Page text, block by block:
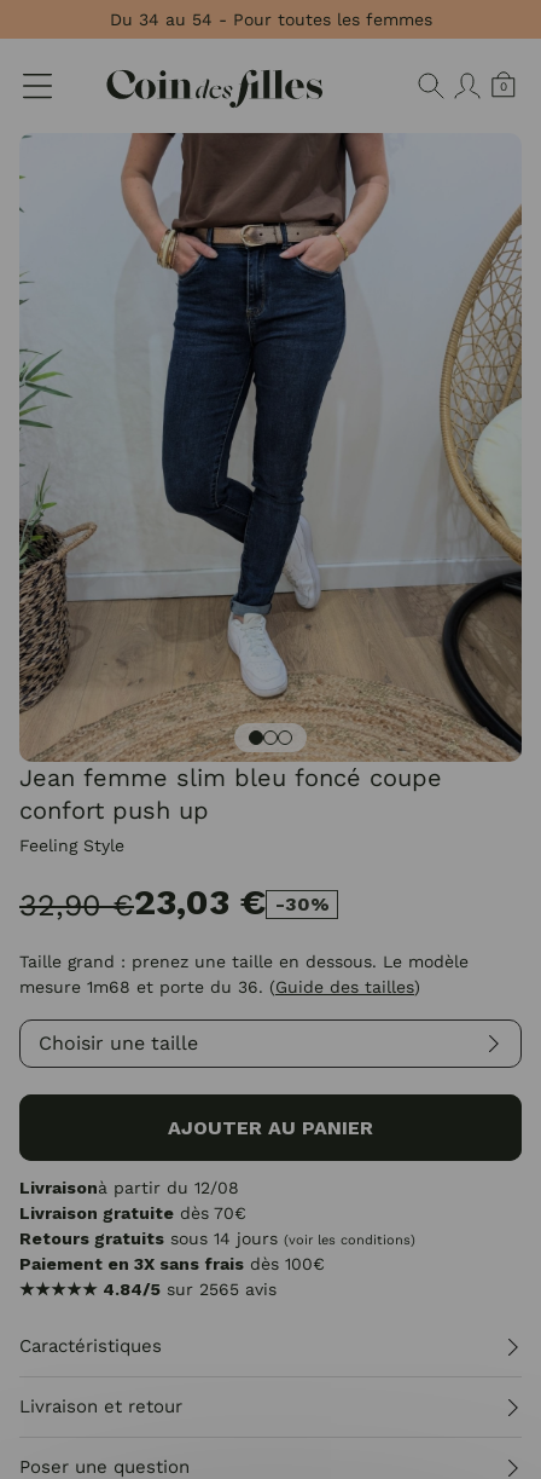
Du 34 au 54 - Pour toutes les femmes
0
Jean femme slim bleu foncé coupe
confort push up
Feeling Style
32,90 €23,03 € -30%
Taille grand : prenez une taille en dessous. Le modèle
mesure 1m68 et porte du 36. (Guide des tailles)
Choisir une taille
AJOUTER AU PANIER
Livraisonà partir du 12/08
Livraison gratuite dès 70€
Retours gratuits sous 14 jours (voir les conditions)
Paiement en 3X sans frais dès 100€
★★★★★ 4.84/5 sur 2565 avis
Caractéristiques
Livraison et retour
Poser une question
Panneau de gestion des cookies